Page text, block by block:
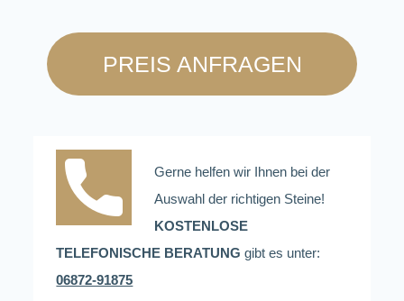
PREIS ANFRAGEN
Gerne helfen wir Ihnen bei der
Auswahl der richtigen Steine!
KOSTENLOSE
TELEFONISCHE BERATUNG gibt es unter:
06872-91875